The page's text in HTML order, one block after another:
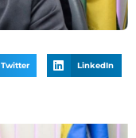
Twitter LinkedIn